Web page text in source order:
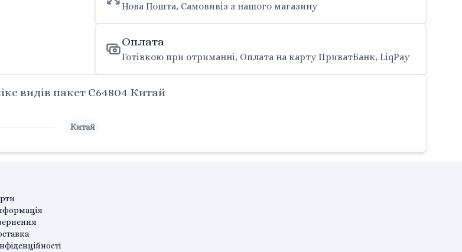
Нова Пошта, Самовивіз з нашого магазину
Оплата
Готівкою при отриманні, Оплата на карту ПриватБанк, LiqPay
видів пакет C64804 Китай
Китай